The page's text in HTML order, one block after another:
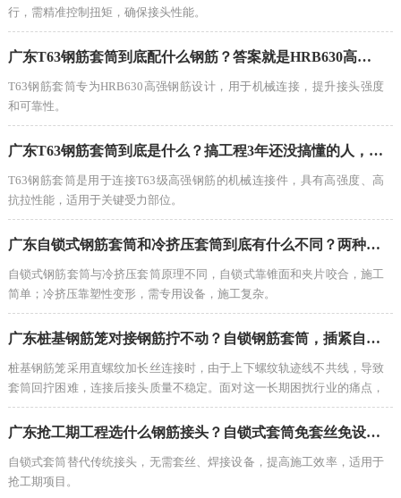
行，需精准控制扭矩，确保接头性能。
广东T63钢筋套筒到底配什么钢筋？答案就是HRB630高强钢筋
T63钢筋套筒专为HRB630高强钢筋设计，用于机械连接，提升接头强度
和可靠性。
广东T63钢筋套筒到底是什么？搞工程3年还没搞懂的人，建议看完这篇
T63钢筋套筒是用于连接T63级高强钢筋的机械连接件，具有高强度、高
抗拉性能，适用于关键受力部位。
广东自锁式钢筋套筒和冷挤压套筒到底有什么不同？两种免套丝方案怎么选？
自锁式钢筋套筒与冷挤压套筒原理不同，自锁式靠锥面和夹片咬合，施工
简单；冷挤压靠塑性变形，需专用设备，施工复杂。
广东桩基钢筋笼对接钢筋拧不动？自锁钢筋套筒，插紧自锁不用转动钢筋
桩基钢筋笼采用直螺纹加长丝连接时，由于上下螺纹轨迹线不共线，导致
套筒回拧困难，连接后接头质量不稳定。面对这一长期困扰行业的痛点，
自锁式套筒技术的出现提供了全新的解决思路——插紧自锁，无需转动钢
筋
广东抢工期工程选什么钢筋接头？自锁式套筒免套丝免设备，现场直接干
自锁式套筒替代传统接头，无需套丝、焊接设备，提高施工效率，适用于
抢工期项目。